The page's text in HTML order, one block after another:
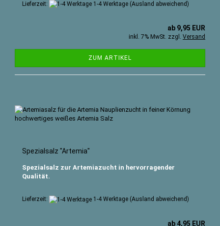
Lieferzeit: 1-4 Werktage (Ausland abweichend)
ab 9,95 EUR
inkl. 7% MwSt. zzgl. Versand
ZUM ARTIKEL
Spezialsalz "Artemia"
Spezialsalz zur Artemiazucht in hervorragender
Qualität.
Lieferzeit: 1-4 Werktage (Ausland abweichend)
ab 4,95 EUR